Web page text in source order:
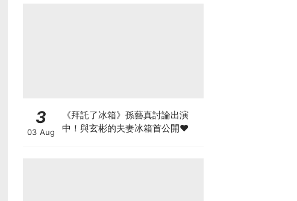
3
03 Aug
《拜託了冰箱》孫藝真討論出演
中！與玄彬的夫妻冰箱首公開♥